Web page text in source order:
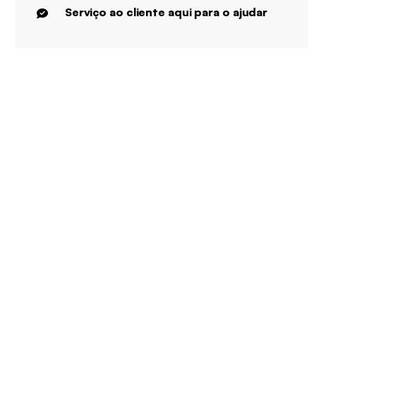
Serviço ao cliente aqui para o ajudar